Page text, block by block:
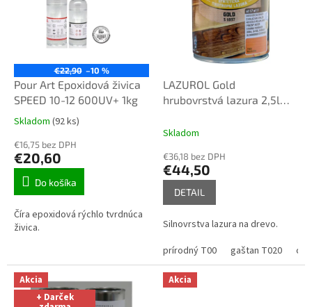
p
e
m
o
e
a
y
€22,90 –10 %
Pour Art Epoxidová živica
SPEED 10-12 600UV+ 1kg
Priemerné
produktu
je
3,1
hviezdičiek.
Skladom (92 ks)
€16,75 bez DPH
€20,60
Do košíka
Číra epoxidová rýchlo tvrdnúca
živica.
LAZUROL Gold
hrubovrstvá lazura 2,5l
Skladom
€36,18 bez DPH
€44,50
DETAIL
Silnovrstva lazura na drevo.
prírodný T00
gaštan T020
Akcia
+ Darček
Akcia